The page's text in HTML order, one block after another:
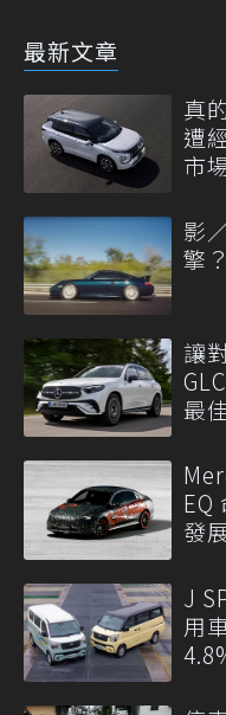
最新文章
真
遭
市
影
擎
讓
最
EQ
發
J
用